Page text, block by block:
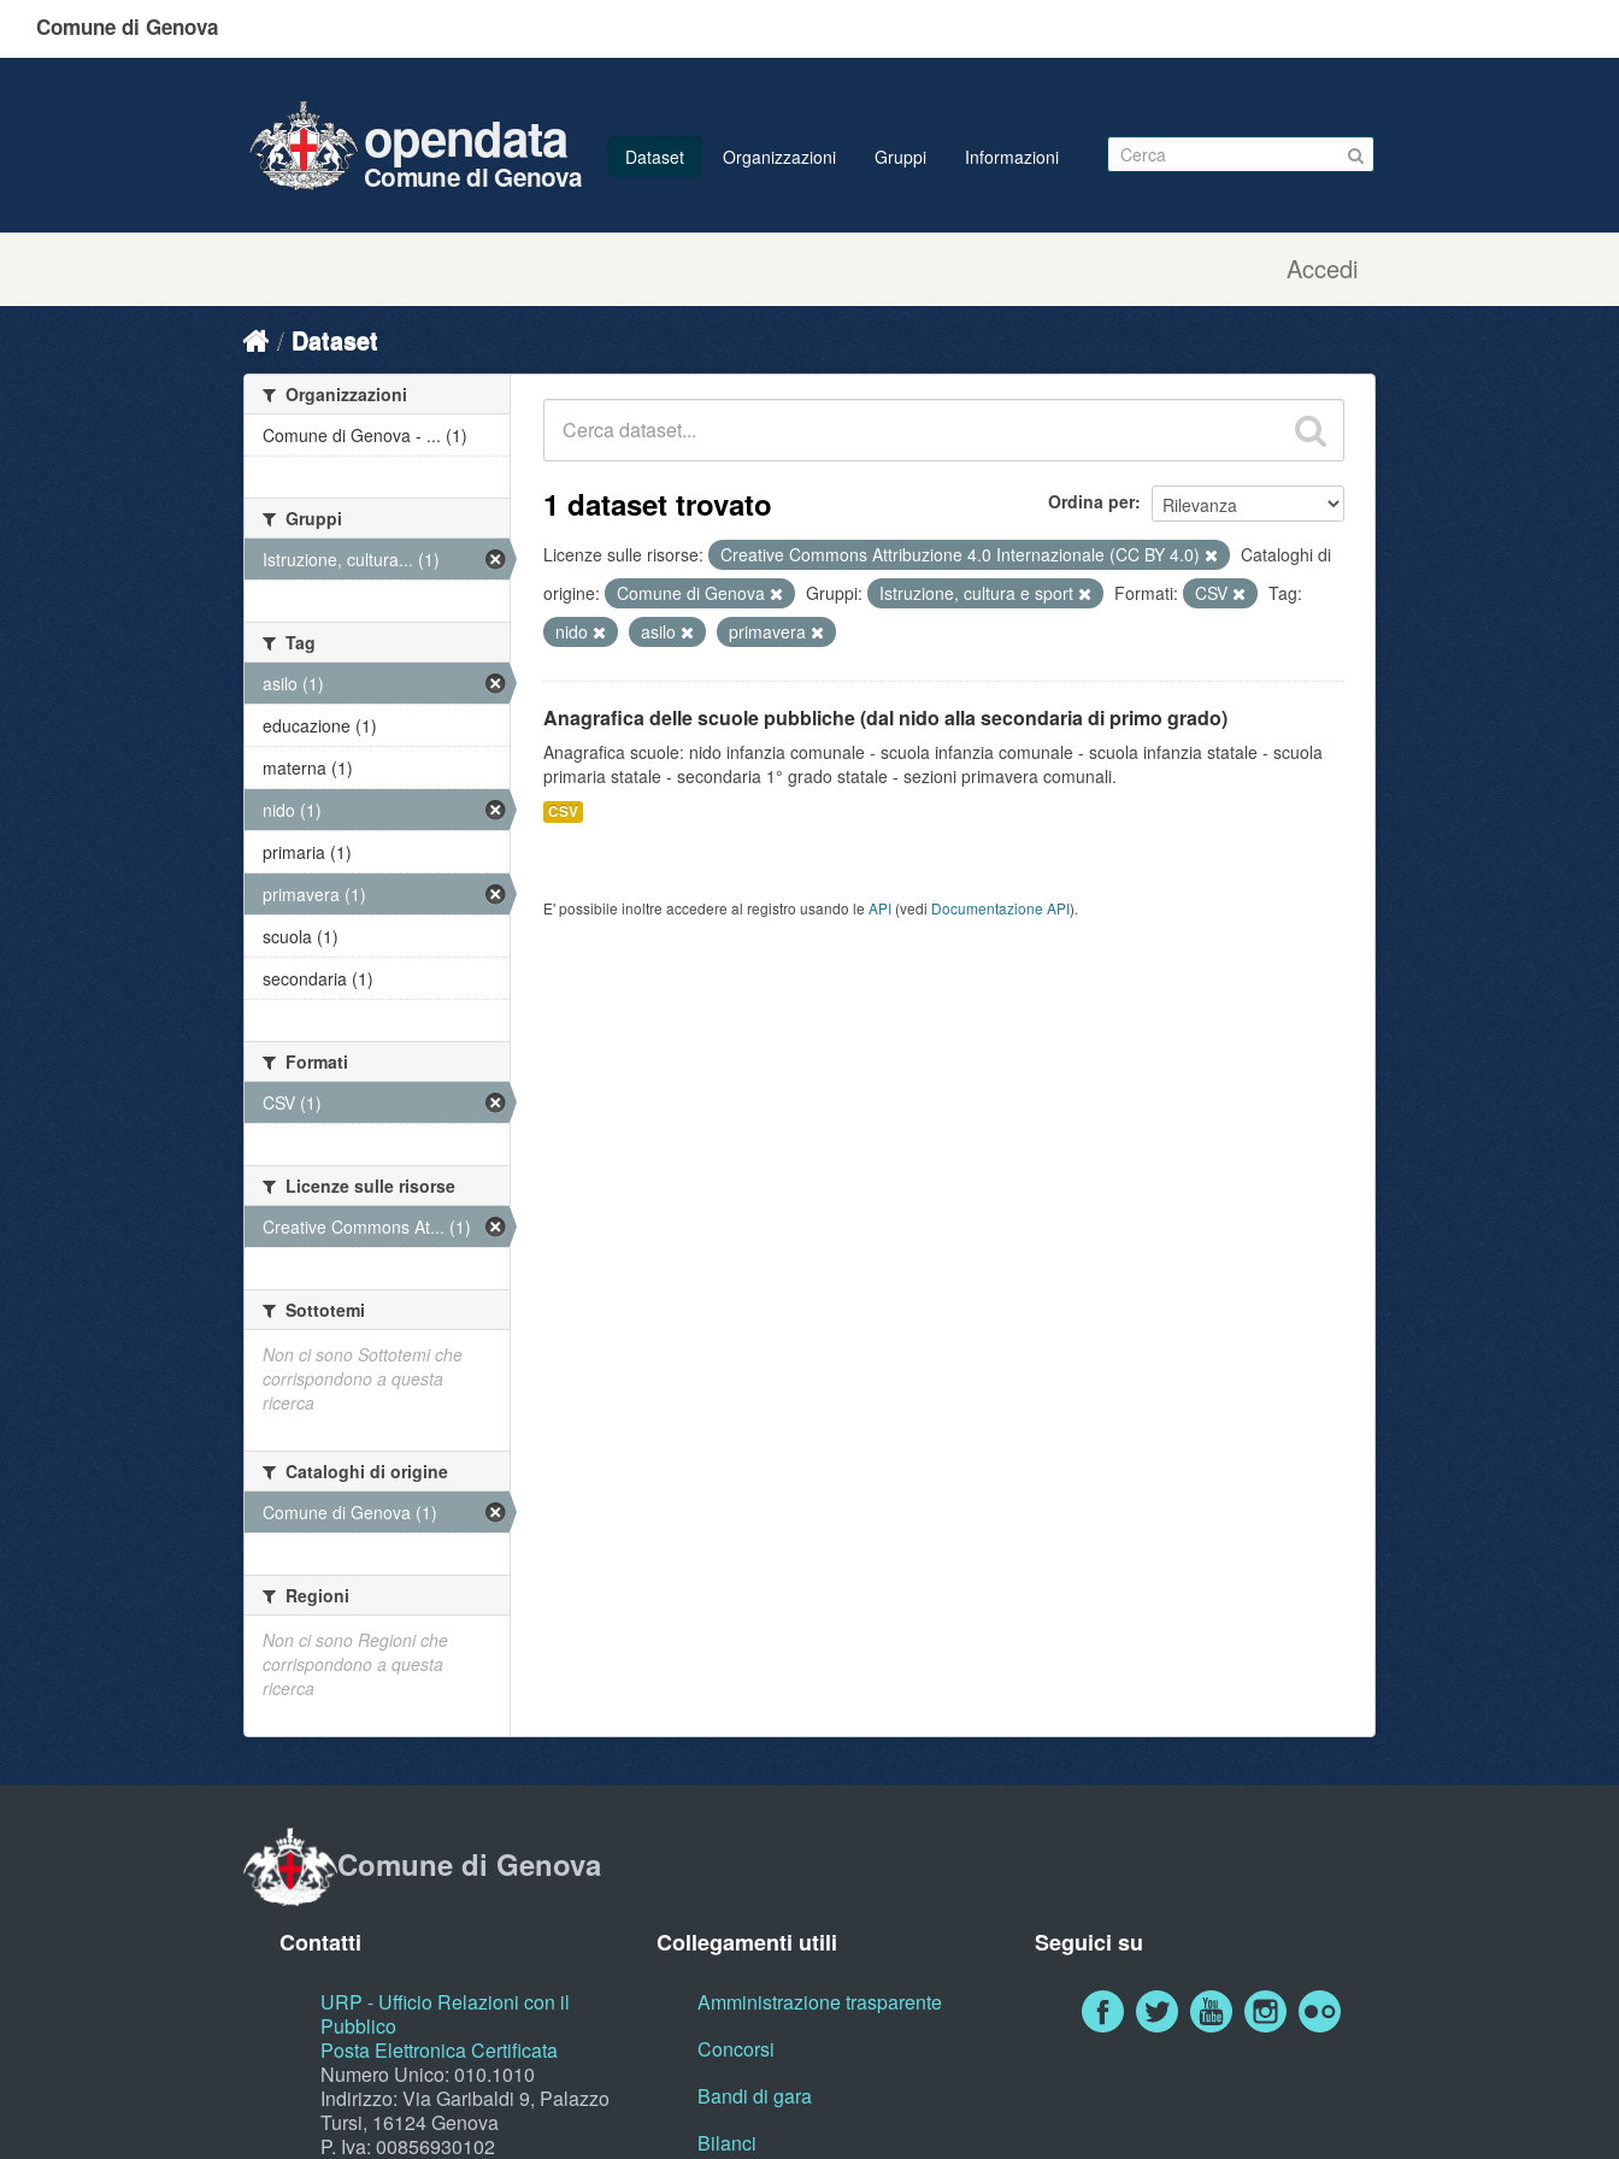
Comune di Genova
Accedi
opendata
Comune di Genova
Dataset Organizzazioni Gruppi Informazioni
Dataset
Ordina per
1 dataset trovato
Licenze sulle risorse: Creative Commons Attribuzione 4.0 Internazionale (CC BY 4.0)
Cataloghi di
origine:
Comune di Genova Gruppi: Istruzione, cultura e sport Formati: CSV
Tag:
nido
asilo primavera
Anagrafica delle scuole pubbliche (dal nido alla secondaria di primo grado)
Anagrafica scuole: nido infanzia comunale - scuola infanzia comunale - scuola infanzia statale - scuola
primaria statale - secondaria 1° grado statale - sezioni primavera comunali.
CSV
E' possibile inoltre accedere al registro usando le API (vedi Documentazione API).
Organizzazioni
Comune di Genova - ... (1)
Gruppi
Istruzione, cultura... (1)
Tag
asilo (1)
educazione (1)
materna (1)
nido (1)
primaria (1)
primavera (1)
scuola (1)
secondaria (1)
Formati
CSV (1)
Licenze sulle risorse
Creative Commons At... (1)
Sottotemi
Non ci sono Sottotemi che
corrispondono a questa
ricerca
Cataloghi di origine
Comune di Genova (1)
Regioni
Non ci sono Regioni che
corrispondono a questa
ricerca
Comune di Genova
Contatti
URP - Ufficio Relazioni con il
Pubblico
Posta Elettronica Certificata
Numero Unico: 010.1010
Indirizzo: Via Garibaldi 9, Palazzo
Tursi, 16124 Genova
P. Iva: 00856930102
Collegamenti utili
Amministrazione trasparente
Concorsi
Bandi di gara
Bilanci
Seguici su